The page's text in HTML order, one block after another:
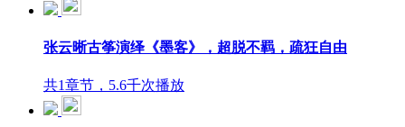
张云晰古筝演绎《墨客》，超脱不羁，疏狂自由
共1章节，5.6千次播放